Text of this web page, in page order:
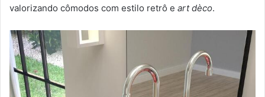
valorizando cômodos com estilo retrô e art dèco.